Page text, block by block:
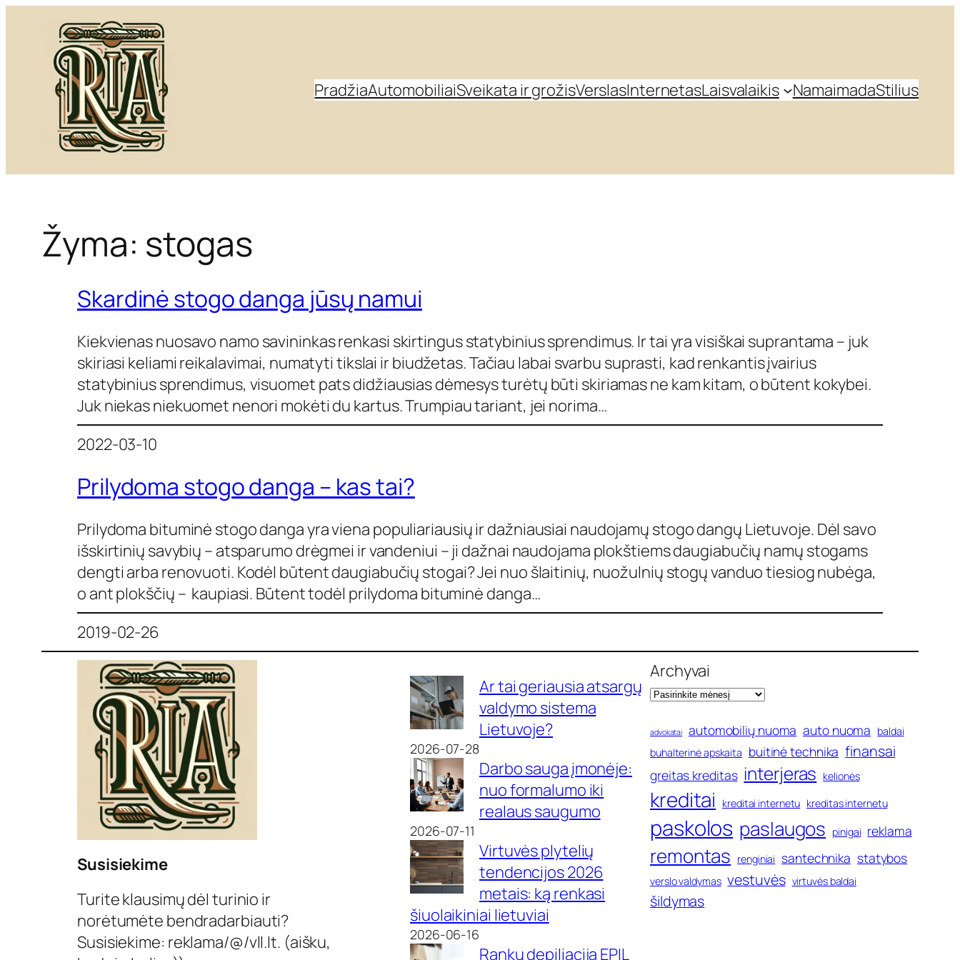
PradžiaAutomobiliaiSveikata ir grožisVerslasInternetasLaisvalaikis NamaimadaStilius
Žyma: stogas
Skardinė stogo danga jūsų namui
Kiekvienas nuosavo namo savininkas renkasi skirtingus statybinius sprendimus. Ir tai yra visiškai suprantama – juk
skiriasi keliami reikalavimai, numatyti tikslai ir biudžetas. Tačiau labai svarbu suprasti, kad renkantis įvairius
statybinius sprendimus, visuomet pats didžiausias dėmesys turėtų būti skiriamas ne kam kitam, o būtent kokybei.
Juk niekas niekuomet nenori mokėti du kartus. Trumpiau tariant, jei norima…
2022-03-10
Prilydoma stogo danga – kas tai?
Prilydoma bituminė stogo danga yra viena populiariausių ir dažniausiai naudojamų stogo dangų Lietuvoje. Dėl savo
išskirtinių savybių – atsparumo drėgmei ir vandeniui – ji dažnai naudojama plokštiems daugiabučių namų stogams
dengti arba renovuoti. Kodėl būtent daugiabučių stogai? Jei nuo šlaitinių, nuožulnių stogų vanduo tiesiog nubėga,
o ant plokščių – kaupiasi. Būtent todėl prilydoma bituminė danga…
2019-02-26
Susisiekime
Turite klausimų dėl turinio ir
norėtumėte bendradarbiauti?
Susisiekime: reklama/@/vll.lt. (aišku,
Ar tai geriausia atsargų
valdymo sistema
Lietuvoje?
2026-07-28
Darbo sauga įmonėje:
nuo formalumo iki
realaus saugumo
2026-07-11
Virtuvės plytelių
tendencijos 2026
metais: ką renkasi
šiuolaikiniai lietuviai
2026-06-16
Rankų depiliacija EPIL
Archyvai
advokatai automobilių nuoma auto nuoma baldai
buhalterinė apskaita buitinė technika finansai
greitas kreditas interjeras kelionės
kreditai kreditai internetu kreditas internetu
paskolos paslaugos pinigai reklama
remontas renginiai santechnika statybos
verslo valdymas vestuvės virtuvės baldai
šildymas